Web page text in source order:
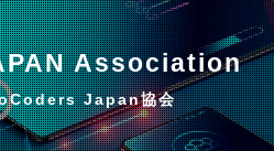
について
ビスを動画で紹介
ードコラム
Association
Japan協会